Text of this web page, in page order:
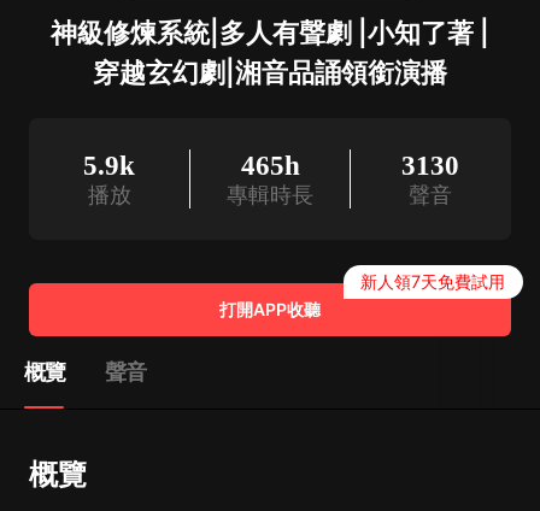
神級修煉系統|多人有聲劇 |小知了著 |
穿越玄幻劇|湘音品誦領銜演播
5.9k
播放
465h
專輯時長
3130
聲音
打開APP收聽
新人領7天免費試用
概覽 聲音
概覽